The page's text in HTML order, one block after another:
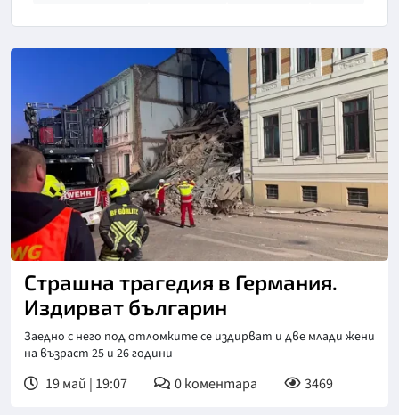
Страшна трагедия в Германия.
Издирват българин
Заедно с него под отломките се издирват и две млади жени
на възраст 25 и 26 години
19 май | 19:07 0коментара 3469